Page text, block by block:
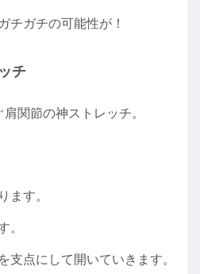
チガチの可能性が！
チ
関節の神ストレッチ。
ます。
。
支点にして開いていきます。